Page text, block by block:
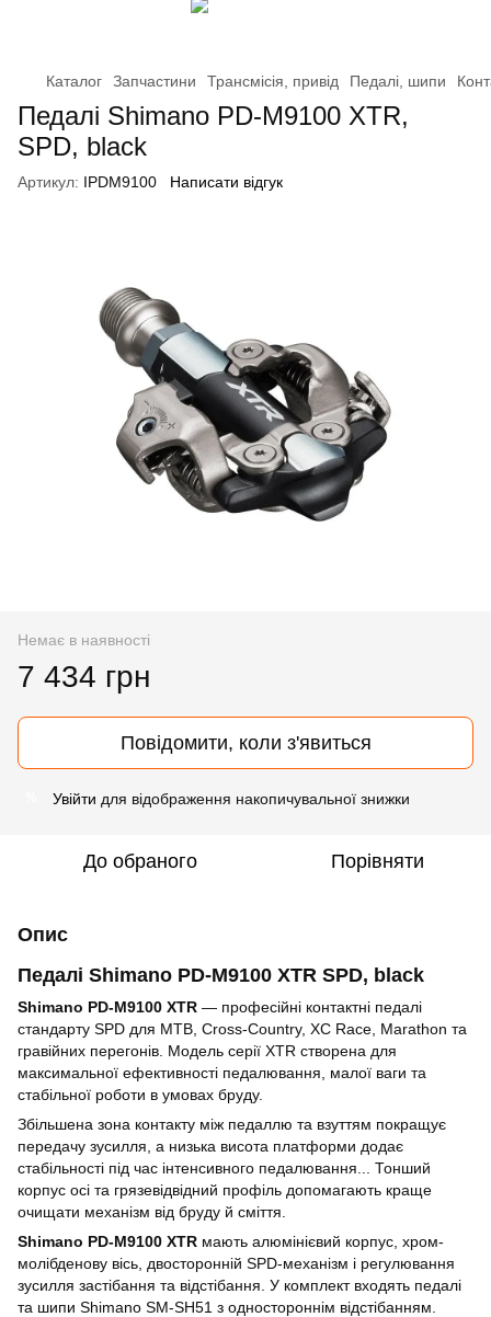
Каталог Запчастини Трансмісія, привід Педалі, шипи
Педалі Shimano PD-M9100 XTR,
SPD, black
Артикул: IPDM9100 Написати відгук
Немає в наявності
7 434 грн
Повідомити, коли з'явиться
Увійти для відображення накопичувальної знижки
До обраного Порівняти
Опис
Педалі Shimano PD-M9100 XTR SPD, black
Shimano PD-M9100 XTR — професійні контактні педалі
стандарту SPD для MTB, Cross-Country, XC Race, Marathon та
гравійних перегонів. Модель серії XTR створена для
максимальної ефективності педалювання, малої ваги та
стабільної роботи в умовах бруду.
Збільшена зона контакту між педаллю та взуттям покращує
передачу зусилля, а низька висота платформи додає
стабільності під час інтенсивного педалювання... Тонший
корпус осі та грязевідвідний профіль допомагають краще
очищати механізм від бруду й сміття.
Shimano PD-M9100 XTR мають алюмінієвий корпус, хром-
молібденову вісь, двосторонній SPD-механізм і регулювання
зусилля застібання та відстібання. У комплект входять педалі
та шипи Shimano SM-SH51 з одностороннім відстібанням.